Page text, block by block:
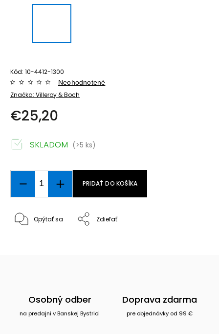
Kód: 10-4412-1300
Značka: Villeroy & Boch
Neohodnotené
€25,20
SKLADOM (>5 ks)
PRIDAŤ DO KOŠÍKA
Opýtať sa Zdieľať
Osobný odber
na predajni v Banskej Bystrici
Doprava zdarma
pre objednávky od 99 €